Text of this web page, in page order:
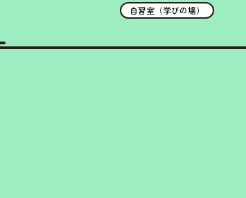
自習室（学びの場）